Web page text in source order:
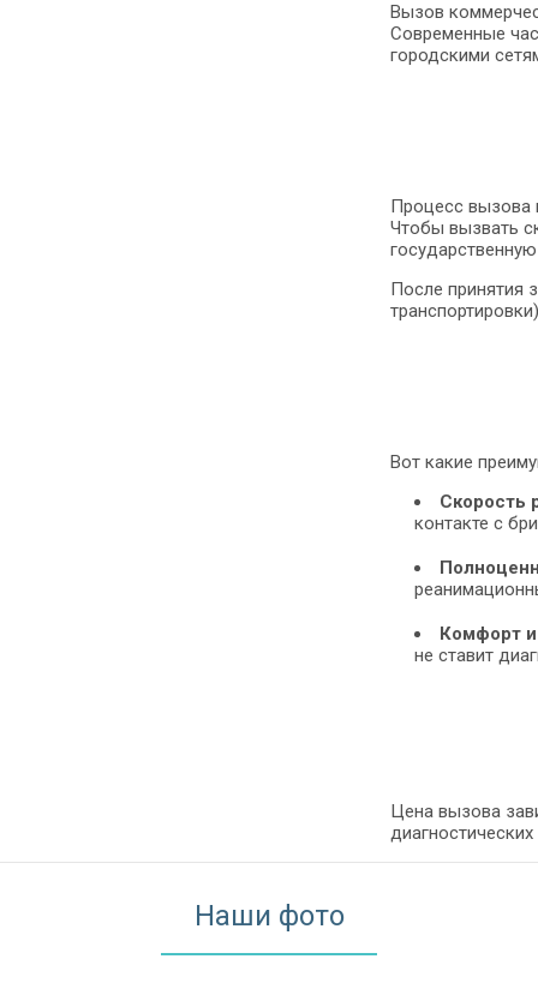
Вызов
Современные
городскими
Процесс вызова
Чтобы вызвать
После принятия
Вот какие
Скорость
контакте с
Комфорт
не ставит
Цена вызова
Наши фото